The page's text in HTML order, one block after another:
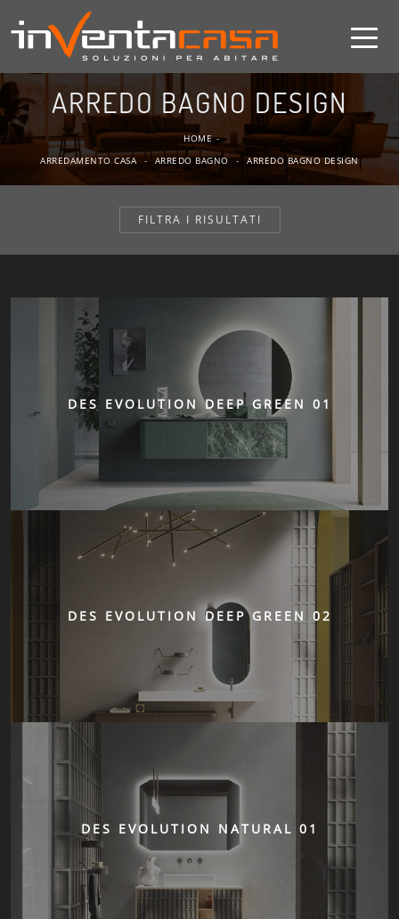
ARREDO BAGNO DESIGN
HOME -
ARREDAMENTO CASA
- ARREDO BAGNO - ARREDO BAGNO DESIGN
FILTRA I RISULTATI
DES EVOLUTION DEEP GREEN 01
DES EVOLUTION DEEP GREEN 02
DES EVOLUTION NATURAL 01